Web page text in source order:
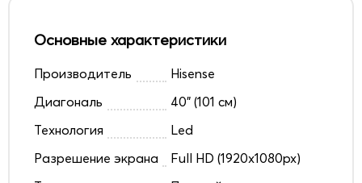
Основные характеристики
Производитель
Hisense
Диагональ
40" (101 см)
Технология
Led
Разрешение экрана
Full HD (1920x1080px)